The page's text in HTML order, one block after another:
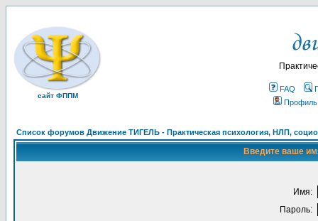
сайт ФППМ
FAQ
Профиль
Список форумов Движение ТИГЕЛЬ - Практическая психология, НЛП,
Введите ваше
Имя:
Пароль: